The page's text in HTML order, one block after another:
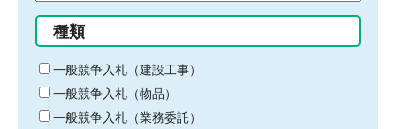
る
キ
ー
ワ
ー
種類
一般競争入札（建設工事）
一般競争入札（物品）
一般競争入札（業務委託）